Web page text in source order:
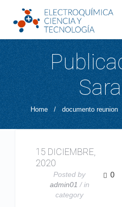
Home / documento reunion
15 DICIEMBRE,
2020
Posted by
admin01 / in
category
0